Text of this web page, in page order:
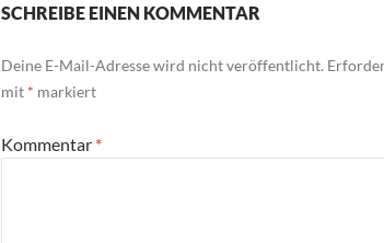
SCHREIBE EINEN KOMMENTAR
Deine E-Mail-Adresse wird nicht veröffentlicht.
mit * markiert
Kommentar *